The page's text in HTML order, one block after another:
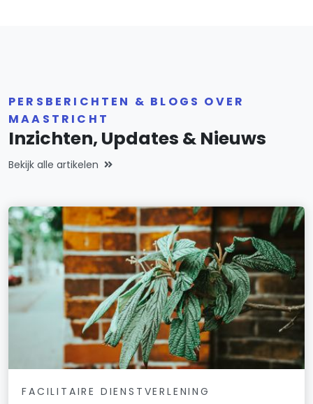
PERSBERICHTEN & BLOGS OVER
MAASTRICHT
Inzichten, Updates & Nieuws
Bekijk alle artikelen
FACILITAIRE DIENSTVERLENING